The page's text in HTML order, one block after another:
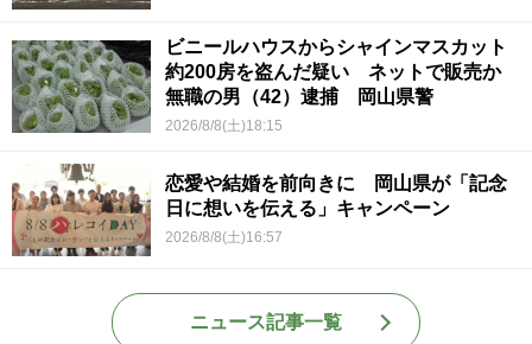
ビニールハウスからシャインマスカット
約200房を盗んだ疑い ネットで販売か
無職の男（42）逮捕 岡山県警
2026/8/8(土)18:15
恋愛や結婚を前向きに 岡山県が「記念
日に想いを伝える」キャンペーン
2026/8/8(土)16:57
ニュース記事一覧